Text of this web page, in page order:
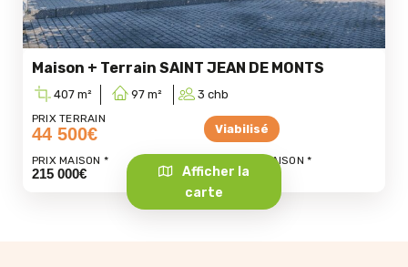
Maison + Terrain SAINT JEAN DE MONTS
407 97 3
Viabilisé
PRIX TERRAIN
44 500€
PRIX MAISON
215 000€
TERRAIN + MAISON
259 500€
Afficher la
carte